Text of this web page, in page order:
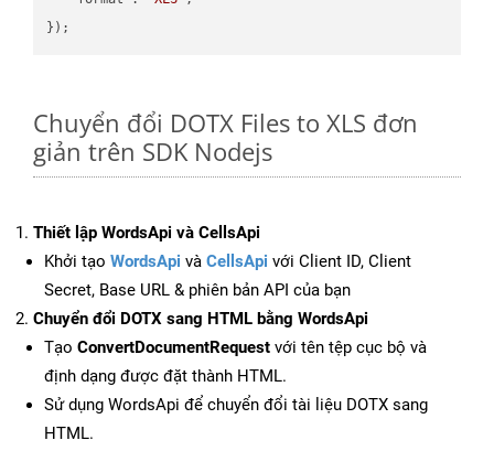
Chuyển đổi DOTX Files to XLS đơn
giản trên SDK Nodejs
Thiết lập WordsApi và CellsApi
Khởi tạo WordsApi và CellsApi với Client ID, Client
Secret, Base URL & phiên bản API của bạn
Chuyển đổi DOTX sang HTML bằng WordsApi
Tạo ConvertDocumentRequest với tên tệp cục bộ và
định dạng được đặt thành HTML.
Sử dụng WordsApi để chuyển đổi tài liệu DOTX sang
HTML.